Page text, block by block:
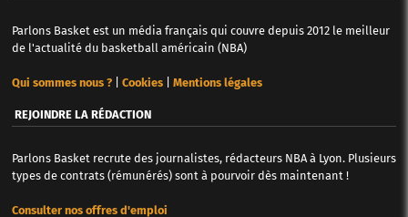
Parlons Basket est un média français qui couvre depuis 2012 le meilleur
de l'actualité du basketball américain (NBA)
Qui sommes nous ?| Cookies| Mentions légales
REJOINDRE LA RÉDACTION
Parlons Basket recrute des journalistes, rédacteurs NBA à Lyon. Plusieurs
types de contrats (rémunérés) sont à pourvoir dès maintenant !
Consulter nos offres d'emploi